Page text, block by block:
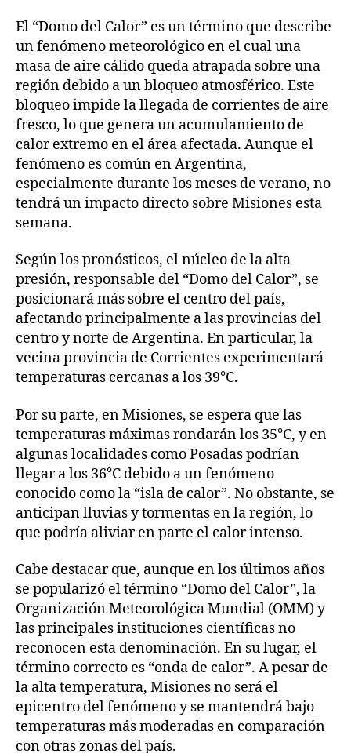
El “Domo del Calor” es un término que describe
un fenómeno meteorológico en el cual una
masa de aire cálido queda atrapada sobre una
región debido a un bloqueo atmosférico. Este
bloqueo impide la llegada de corrientes de aire
fresco, lo que genera un acumulamiento de
calor extremo en el área afectada. Aunque el
fenómeno es común en Argentina,
especialmente durante los meses de verano, no
tendrá un impacto directo sobre Misiones esta
semana.
Según los pronósticos, el núcleo de la alta
presión, responsable del “Domo del Calor”, se
posicionará más sobre el centro del país,
afectando principalmente a las provincias del
centro y norte de Argentina. En particular, la
vecina provincia de Corrientes experimentará
temperaturas cercanas a los 39°C.
Por su parte, en Misiones, se espera que las
temperaturas máximas rondarán los 35°C, y en
algunas localidades como Posadas podrían
llegar a los 36°C debido a un fenómeno
conocido como la “isla de calor”. No obstante, se
anticipan lluvias y tormentas en la región, lo
que podría aliviar en parte el calor intenso.
Cabe destacar que, aunque en los últimos años
se popularizó el término “Domo del Calor”, la
Organización Meteorológica Mundial (OMM) y
las principales instituciones científicas no
reconocen esta denominación. En su lugar, el
término correcto es “onda de calor”. A pesar de
la alta temperatura, Misiones no será el
epicentro del fenómeno y se mantendrá bajo
temperaturas más moderadas en comparación
con otras zonas del país.